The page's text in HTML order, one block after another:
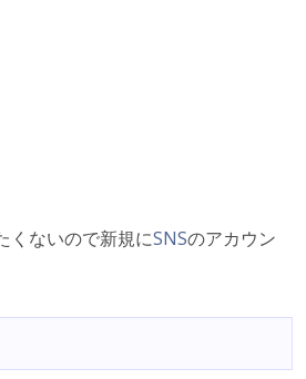
くないので新規にSNSのアカウン